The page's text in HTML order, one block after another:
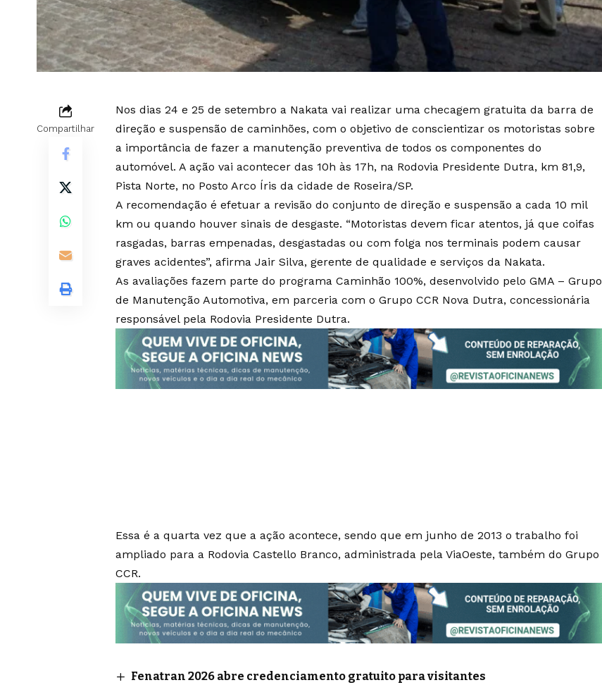
Compartilhar
Nos dias 24 e 25 de setembro a Nakata vai realizar uma checagem gratuita da barra de
direção e suspensão de caminhões, com o objetivo de conscientizar os motoristas sobre
a importância de fazer a manutenção preventiva de todos os componentes do
automóvel. A ação vai acontecer das 10h às 17h, na Rodovia Presidente Dutra, km 81,9,
Pista Norte, no Posto Arco Íris da cidade de Roseira/SP.
A recomendação é efetuar a revisão do conjunto de direção e suspensão a cada 10 mil
km ou quando houver sinais de desgaste. “Motoristas devem ficar atentos, já que coifas
rasgadas, barras empenadas, desgastadas ou com folga nos terminais podem causar
graves acidentes”, afirma Jair Silva, gerente de qualidade e serviços da Nakata.
As avaliações fazem parte do programa Caminhão 100%, desenvolvido pelo GMA – Grupo
de Manutenção Automotiva, em parceria com o Grupo CCR Nova Dutra, concessionária
responsável pela Rodovia Presidente Dutra.
Essa é a quarta vez que a ação acontece, sendo que em junho de 2013 o trabalho foi
ampliado para a Rodovia Castello Branco, administrada pela ViaOeste, também do Grupo
CCR.
Fenatran 2026 abre credenciamento gratuito para visitantes